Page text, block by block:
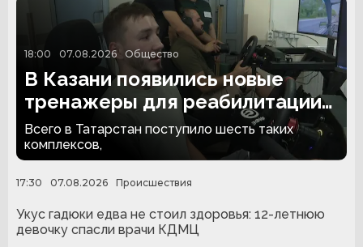
18:00 07.08.2026 Общество
В Казани появились новые
тренажеры для реабилитации
людей с ампутациями
Всего в Татарстан поступило шесть таких
комплексов,
17:30 07.08.2026 Происшествия
Укус гадюки едва не стоил здоровья: 12-летнюю
девочку спасли врачи КДМЦ